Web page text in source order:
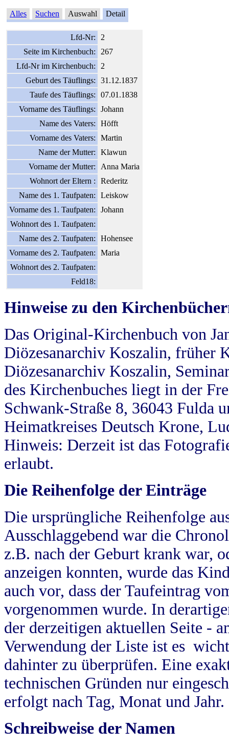
Alles Suchen Auswahl Detail
Lfd-Nr:
2
Seite im Kirchenbuch:
267
Lfd-Nr im Kirchenbuch:
2
Geburt des Täuflings:
31.12.1837
Taufe des Täuflings:
07.01.1838
Vorname des Täuflings:
Johann
Name des Vaters:
Höfft
Vorname des Vaters:
Martin
Name der Mutter:
Klawun
Vorname der Mutter:
Anna Maria
Wohnort der Eltern :
Rederitz
Name des 1. Taufpaten:
Leiskow
Vorname des 1. Taufpaten:
Johann
Wohnort des 1. Taufpaten:
Name des 2. Taufpaten:
Hohensee
Vorname des 2. Taufpaten:
Maria
Wohnort des 2. Taufpaten:
Feld18:
Hinweise zu den
Das Original-Kirchenbuch von
Diözesanarchiv Koszalin, früher
Diözesanarchiv Koszalin,
des Kirchenbuches liegt in der
Schwank-Straße 8, 36043 Fulda
Heimatkreises Deutsch Krone,
Hinweis: Derzeit ist das
erlaubt.
Die Reihenfolge der Einträge
Die ursprüngliche Reihenfolge
Ausschlaggebend war die
z.B. nach der Geburt krank war,
anzeigen konnten, wurde das
auch vor, dass der Taufeintrag
vorgenommen wurde. In
der derzeitigen aktuellen Seite -
Verwendung der Liste ist es
dahinter zu überprüfen. Eine
technischen Gründen nur
erfolgt nach Tag, Monat und Jahr.
Schreibweise der Namen